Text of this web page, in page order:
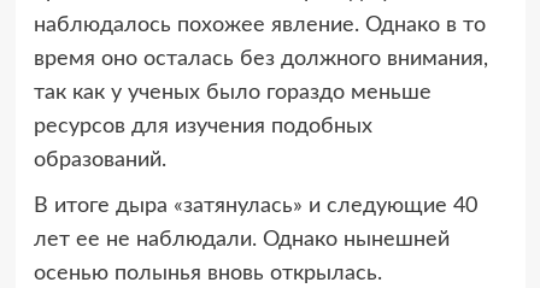
наблюдалось похожее явление. Однако в то
время оно осталась без должного внимания,
так как у ученых было гораздо меньше
ресурсов для изучения подобных
образований.
В итоге дыра «затянулась» и следующие 40
лет ее не наблюдали. Однако нынешней
осенью полынья вновь открылась.